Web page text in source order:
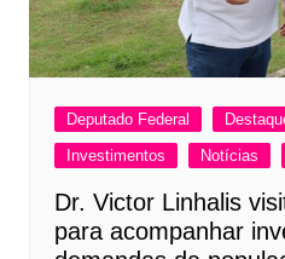
Deputado Federal
Investimentos
Notícias
Dr. Victor Linhalis
para acompanhar